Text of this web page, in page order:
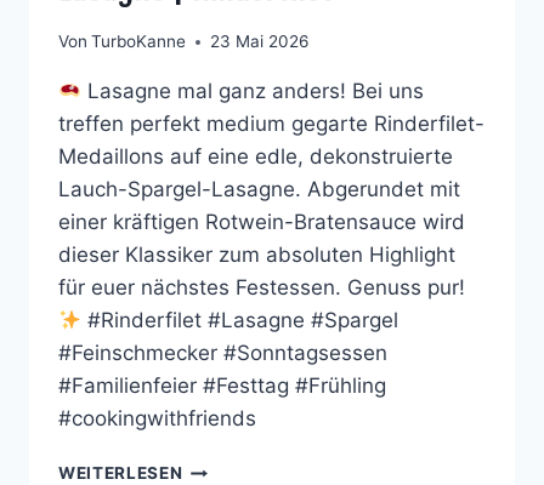
Von TurboKanne 23 Mai 2026
Lasagne mal ganz anders! Bei uns
treffen perfekt medium gegarte Rinderfilet-
Medaillons auf eine edle, dekonstruierte
Lauch-Spargel-Lasagne. Abgerundet mit
einer kräftigen Rotwein-Bratensauce wird
dieser Klassiker zum absoluten Highlight
für euer nächstes Festessen. Genuss pur!
#Rinderfilet #Lasagne #Spargel
#Feinschmecker #Sonntagsessen
#Familienfeier #Festtag #Frühling
#cookingwithfriends
WEITERLESEN DEKONSTRUIERTE